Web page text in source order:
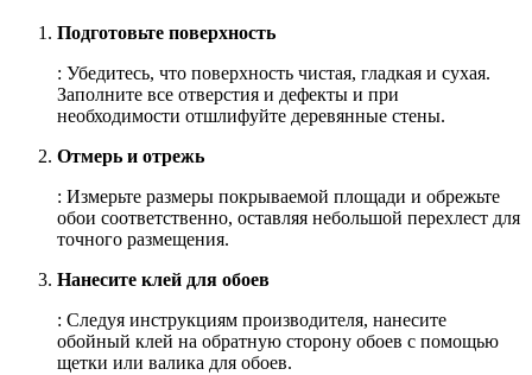
Подготовьте поверхность
: Убедитесь, что поверхность чистая, гладкая и сухая.
Заполните все отверстия и дефекты и при
необходимости отшлифуйте деревянные стены.
Отмерь и отрежь
: Измерьте размеры покрываемой площади и обрежьте
обои соответственно, оставляя небольшой перехлест для
точного размещения.
Нанесите клей для обоев
: Следуя инструкциям производителя, нанесите
обойный клей на обратную сторону обоев с помощью
щетки или валика для обоев.